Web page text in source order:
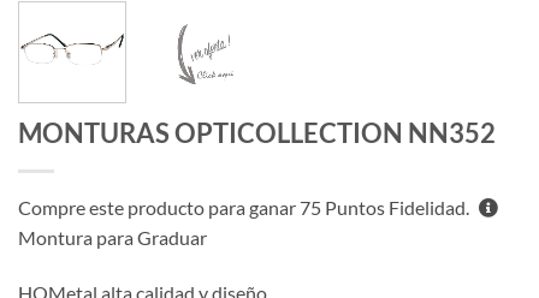
MONTURAS OPTICOLLECTION NN352
Compre este producto para ganar 75 Puntos Fidelidad.
Montura para Graduar
HQMetal alta calidad y diseño